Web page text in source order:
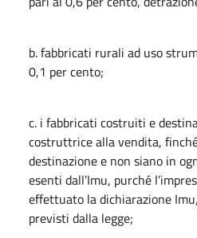
b. fabbricati rurali ad uso
0,1 per cento;
c. i fabbricati costruiti e
costruttrice alla vendita,
destinazione e non siano in
esenti dall’Imu, purché
effettuato la dichiarazione
previsti dalla legge;